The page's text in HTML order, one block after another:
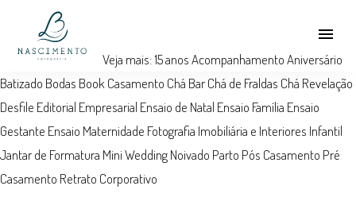
menu
Veja mais:15 anos AcompanhamentoAniversário
Batizado Bodas Book Casamento Chá BarChá de Fraldas Chá Revelação
Desfile Editorial Empresarial Ensaio de Natal Ensaio Família Ensaio
Gestante Ensaio Maternidade Fotografia Imobiliária e Interiores Infantil
Jantar de Formatura Mini WeddingNoivado Parto Pós Casamento Pré
Casamento Retrato Corporativo